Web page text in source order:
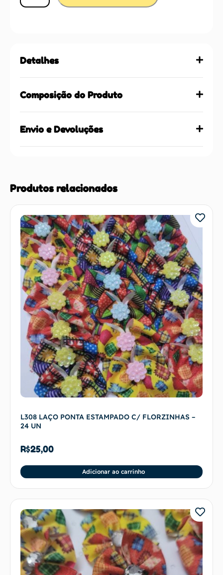
Detalhes
Composição do Produto
Envio e Devoluções
Produtos relacionados
L308 LAÇO PONTA ESTAMPADO C/ FLORZINHAS –
24 UN
R$25,00
Adicionar ao carrinho